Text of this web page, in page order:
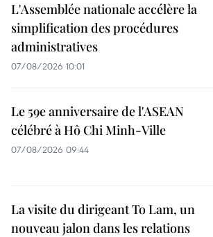
L'Assemblée nationale accélère la
simplification des procédures
administratives
07/08/2026 10:01
Le 59e anniversaire de l'ASEAN
célébré à Hô Chi Minh-Ville
07/08/2026 09:44
La visite du dirigeant To Lam, un
nouveau jalon dans les relations